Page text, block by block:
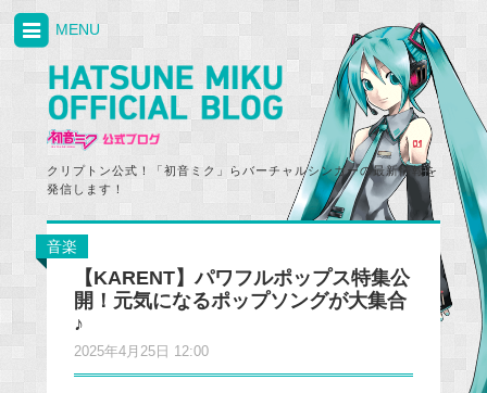
クリプトン公式！「初音ミク」らバーチャルシンガーの最新情報を
発信します！
MENU
音楽
【KARENT】パワフルポップス特集公
開！元気になるポップソングが大集合
♪
2025年4月25日 12:00